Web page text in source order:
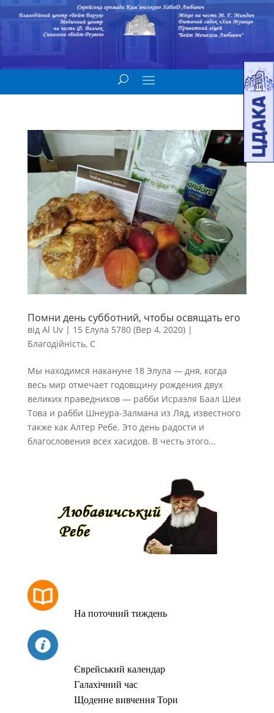
Помни день субботний, чтобы освящать его
від Al Uv| 15 Елула 5780 (Вер 4, 2020)|
Благодійність, С
Мы находимся накануне 18 Элула — дня, когда
весь мир отмечает годовщину рождения двух
великих праведников — рабби Исраэля Баал Шеи
Това и рабби Шнеура-Залмана из Ляд, известного
также как Алтер Ребе. Это день радости и
благословения всех хасидов. В честь этого...
На поточний тиждень
Єврейський календар
Галахічний час
Щоденне вивчення Тори